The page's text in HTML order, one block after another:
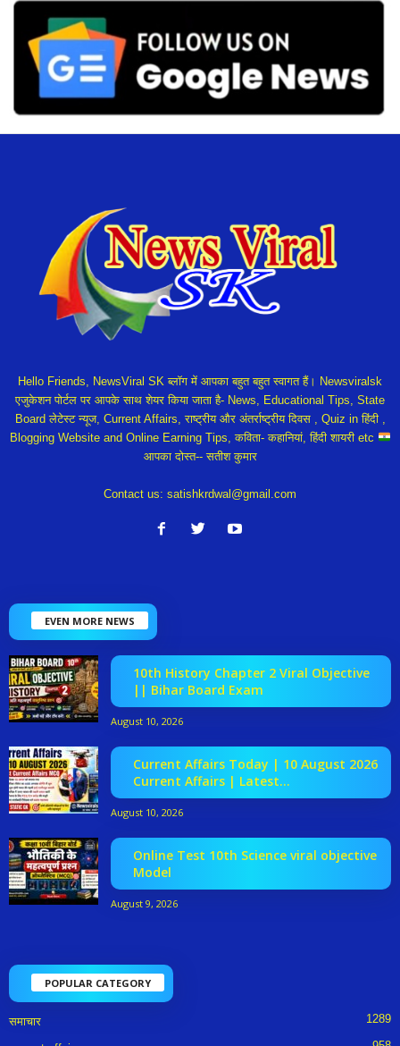
Hello Friends, NewsViral SK ब्लॉग में आपका बहुत बहुत स्वागत हैं। Newsviralsk
एजुकेशन पोर्टल पर आपके साथ शेयर किया जाता है- News, Educational Tips, State
Board लेटेस्ट न्यूज, Current Affairs, राष्ट्रीय और अंतर्राष्ट्रीय दिवस , Quiz in हिंदी ,
Blogging Website and Online Earning Tips, कविता- कहानियां, हिंदी शायरी etc
आपका दोस्त-- सतीश कुमार
Contact us: satishkrdwal@gmail.com
EVEN MORE NEWS
10th History Chapter 2 Viral Objective
|| Bihar Board Exam
August 10, 2026
Current Affairs Today | 10 August 2026
Current Affairs | Latest...
August 10, 2026
Online Test 10th Science viral objective
Model
August 9, 2026
POPULAR CATEGORY
समाचार 1289